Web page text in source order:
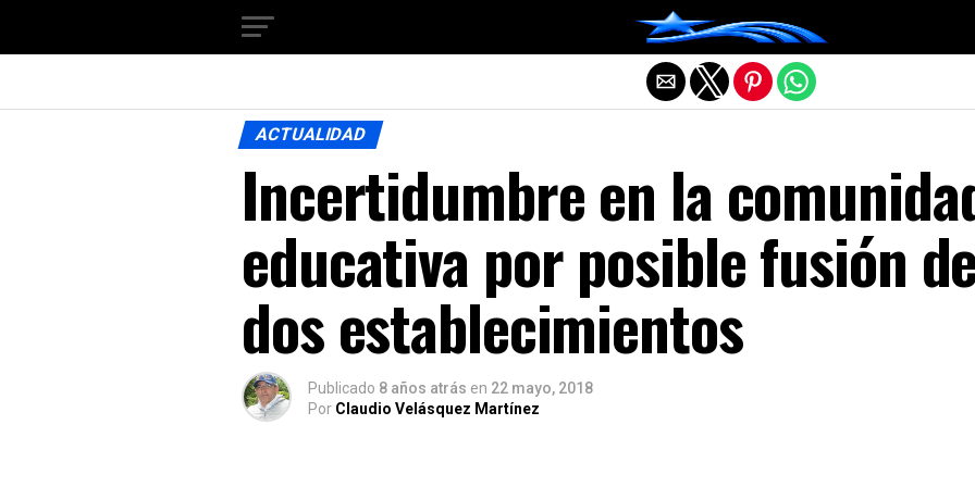
ACTUALIDAD
Incertidumbre en la
educativa por posible fusión
dos establecimientos
Publicado 8 años atrás en 22 mayo, 2018
Por Claudio Velásquez Martínez
Salir de la versión móvil